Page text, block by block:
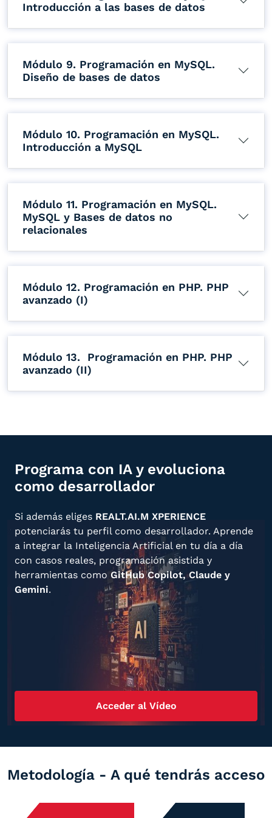
Introducción a las bases de datos
Módulo 9. Programación en MySQL.
Diseño de bases de datos
Módulo 10. Programación en MySQL.
Introducción a MySQL
Módulo 11. Programación en MySQL.
MySQL y Bases de datos no
relacionales
Módulo 12. Programación en PHP. PHP
avanzado (I)
Módulo 13. Programación en PHP. PHP
avanzado (II)
Programa con IA y evoluciona
como desarrollador
Si además eliges REALT.AI.M XPERIENCE
potenciarás tu perfil como desarrollador. Aprende
a integrar la Inteligencia Artificial en tu día a día
con casos reales, programación asistida y
herramientas como GitHub Copilot, Claude y
Gemini.
Acceder al Vídeo
Metodología - A qué tendrás acceso